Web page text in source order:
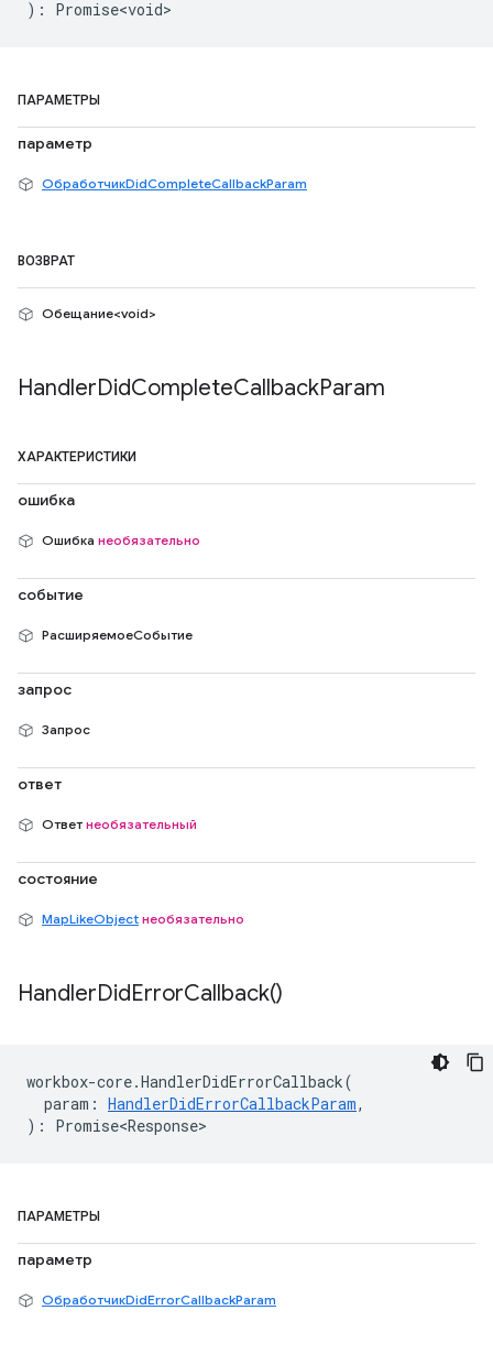
) : Promise<void>
ПАРАМЕТРЫ
параметр
ОбработчикDidCompleteCallbackParam
ВОЗВРАТ
Обещание<void>
HandlerDidCompleteCallbackParam
ХАРАКТЕРИСТИКИ
ошибка
Ошибка необязательно
событие
РасширяемоеСобытие
запрос
Запрос
ответ
Ответ необязательный
состояние
MapLikeObject необязательно
HandlerDidErrorCallback()
workbox-core.HandlerDidErrorCallback(
param : HandlerDidErrorCallbackParam,
) : Promise<Response>
ПАРАМЕТРЫ
параметр
ОбработчикDidErrorCallbackParam